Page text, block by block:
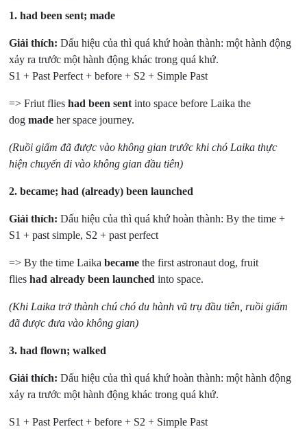
1. had been sent; made
Giải thích: Dấu hiệu của thì quá khứ hoàn thành: một hành động
xảy ra trước một hành động khác trong quá khứ.
S1 + Past Perfect + before + S2 + Simple Past
=> Friut flieshad been sent into space before Laika the
dogmade her space journey.
(Ruồi giấm đã được vào không gian trước khi chó Laika thực
hiện chuyến đi vào không gian đầu tiên)
2.became; had (already) been launched
Giải thích: Dấu hiệu của thì quá khứ hoàn thành: By the time +
S1 + past simple, S2 + past perfect
=> By the time Laikabecamethe first astronaut dog, fruit
flieshad already been launched into space.
(Khi Laika trở thành chú chó du hành vũ trụ đầu tiên, ruồi giấm
đã được đưa vào không gian)
3.had flown; walked
Giải thích: Dấu hiệu của thì quá khứ hoàn thành: một hành động
xảy ra trước một hành động khác trong quá khứ.
S1 + Past Perfect + before + S2 + Simple Past